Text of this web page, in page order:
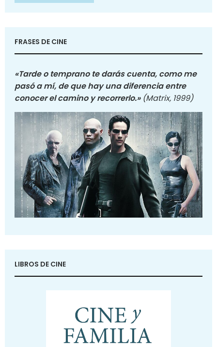
FRASES DE CINE
«Tarde o temprano te darás cuenta, como me
pasó a mí, de que hay una diferencia entre
conocer el camino y recorrerlo.» (Matrix, 1999)
LIBROS DE CINE